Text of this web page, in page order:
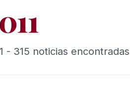
- 315 noticias encontradas